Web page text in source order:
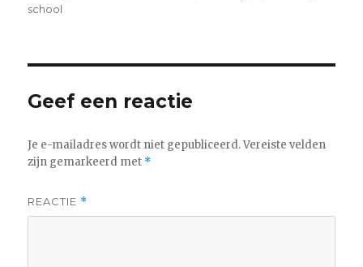
school
Geef een reactie
Je e-mailadres wordt niet gepubliceerd. Vereiste velden
zijn gemarkeerd met *
REACTIE *